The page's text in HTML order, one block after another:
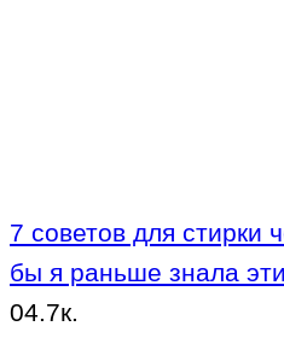
7 советов для стирки
бы я раньше знала
04.7к.